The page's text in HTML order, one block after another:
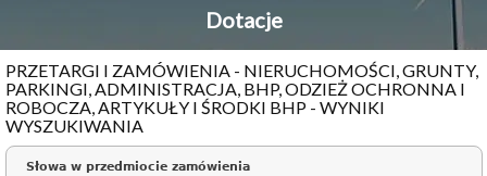
Dotacje
PRZETARGI I ZAMÓWIENIA - NIERUCHOMOŚCI, GRUNTY,
PARKINGI, ADMINISTRACJA, BHP, ODZIEŻ OCHRONNA I
ROBOCZA, ARTYKUŁY I ŚRODKI BHP - WYNIKI
WYSZUKIWANIA
Słowa w przedmiocie zamówienia